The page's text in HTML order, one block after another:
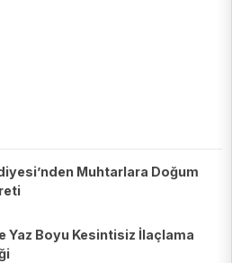
Muhtarlara Doğum
Yaz Boyu Kesintisiz İlaçlama